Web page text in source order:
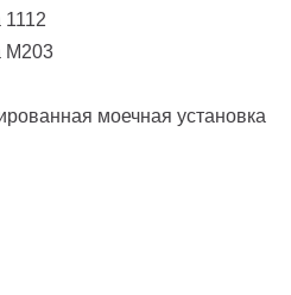
1112
М203
моечная установка